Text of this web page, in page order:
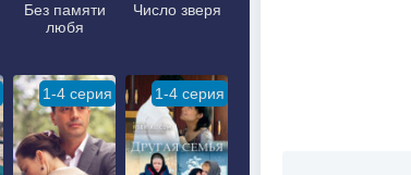
Без памяти
любя
Число зверя
1-4 серия 1-4 серия